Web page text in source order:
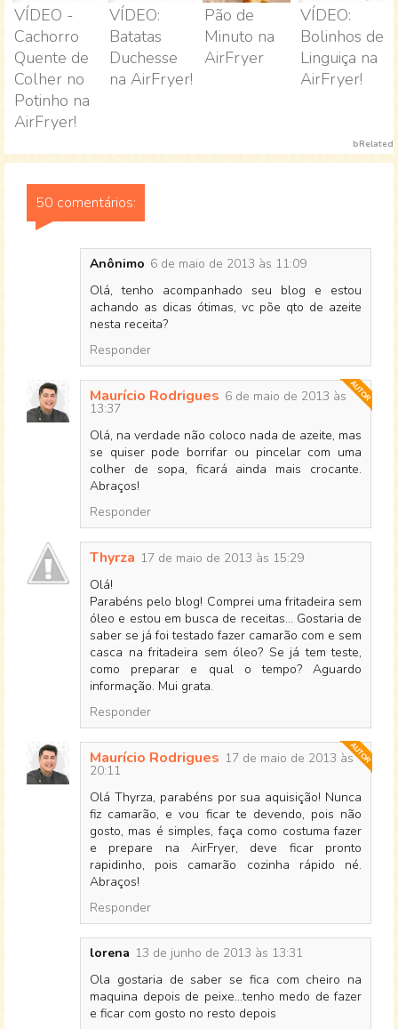
VÍDEO -
Cachorro
Quente de
Colher no
Potinho na
AirFryer!
VÍDEO:
Batatas
Duchesse
na AirFryer!
Pão de
Minuto na
AirFryer
VÍDEO:
Bolinhos de
Linguiça na
AirFryer!
bRelated
50 comentários:
Anônimo 6 de maio de 2013 às 11:09
Olá, tenho acompanhado seu blog e estou
achando as dicas ótimas, vc põe qto de azeite
nesta receita?
Responder
Maurício Rodrigues 6 de maio de 2013 às
13:37
Olá, na verdade não coloco nada de azeite, mas
se quiser pode borrifar ou pincelar com uma
colher de sopa, ficará ainda mais crocante.
Abraços!
Responder
Thyrza 17 de maio de 2013 às 15:29
Olá!
Parabéns pelo blog! Comprei uma fritadeira sem
óleo e estou em busca de receitas... Gostaria de
saber se já foi testado fazer camarão com e sem
casca na fritadeira sem óleo? Se já tem teste,
como preparar e qual o tempo? Aguardo
informação. Mui grata.
Responder
Maurício Rodrigues 17 de maio de 2013 às
20:11
Olá Thyrza, parabéns por sua aquisição! Nunca
fiz camarão, e vou ficar te devendo, pois não
gosto, mas é simples, faça como costuma fazer
e prepare na AirFryer, deve ficar pronto
rapidinho, pois camarão cozinha rápido né.
Abraços!
Responder
lorena 13 de junho de 2013 às 13:31
Ola gostaria de saber se fica com cheiro na
maquina depois de peixe...tenho medo de fazer
e ficar com gosto no resto depois